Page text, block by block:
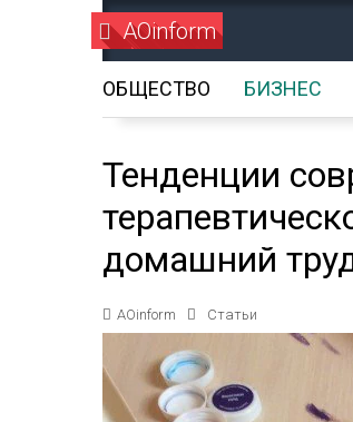
AOinform
ОБЩЕСТВО БИЗНЕС
Тенденции
домашний
AOinform Статьи